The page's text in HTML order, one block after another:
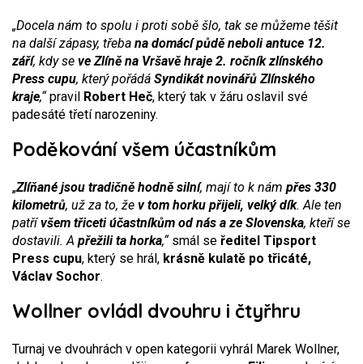
„Docela nám to spolu i proti sobě šlo, tak se můžeme těšit
na další zápasy, třeba na domácí půdě neboli antuce 12.
září, kdy se ve Zlíně na Vršavě hraje 2. ročník zlínského
Press cupu, který pořádá Syndikát novinářů Zlínského
kraje,“pravil Robert Heč, který tak v žáru oslavil své
padesáté třetí narozeniny.
Poděkování všem účastníkům
„Zlíňané jsou tradičně hodně silní, mají to k nám přes 330
kilometrů, už za to, že v tom horku přijeli, velký dík. Ale ten
patřívšem třiceti účastníkům od nás a ze Slovenska, kteří se
dostavili. A přežili ta horka,“smál se ředitel Tipsport
Press cupu, který se hrál, krásně kulatě po třicáté,
Václav Sochor.
Wollner ovládl dvouhru i čtyřhru
Turnaj ve dvouhrách v open kategorii vyhrál Marek Wollner,